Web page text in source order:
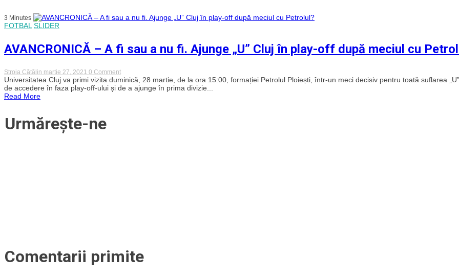
3 Minutes
FOTBAL SLIDER
AVANCRONICĂ – A fi sau a nu fi. Ajunge „U” Cluj în play-off după meciul cu
Stroia Cătălin martie 27, 2021 0 Commenton
AVANCRONICĂ
–
A
Universitatea Cluj va primi vizita duminică, 28 martie, de la ora 15:00, formației Petrolul Ploiești, într-un meci decisiv pentru toată suflarea
de accedere în faza play-off-ului și de a ajunge în prima divizie...
Read More
Urmărește-ne
Comentarii primite